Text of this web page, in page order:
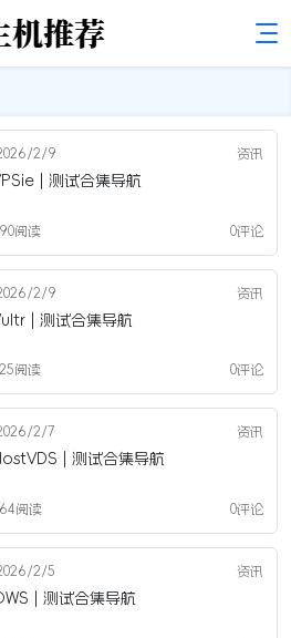
2/9 资讯
| 测试合集导航
阅读 0评论
2/9 资讯
| 测试合集导航
阅读 0评论
2/7 资讯
| 测试合集导航
阅读 0评论
2/5 资讯
| 测试合集导航